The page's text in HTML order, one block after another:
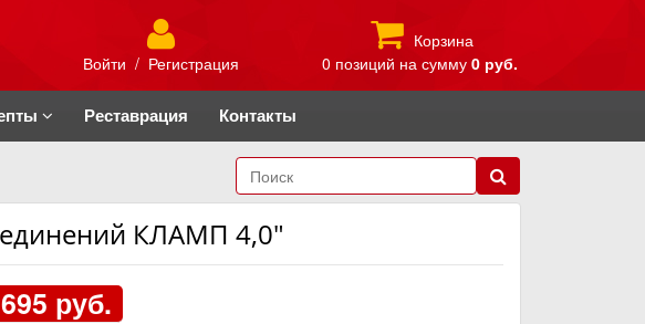
Войти / Регистрация
Корзина
0 позиций на сумму 0 руб.
Реставрация Контакты
КЛАМП 4,0"
695 руб.